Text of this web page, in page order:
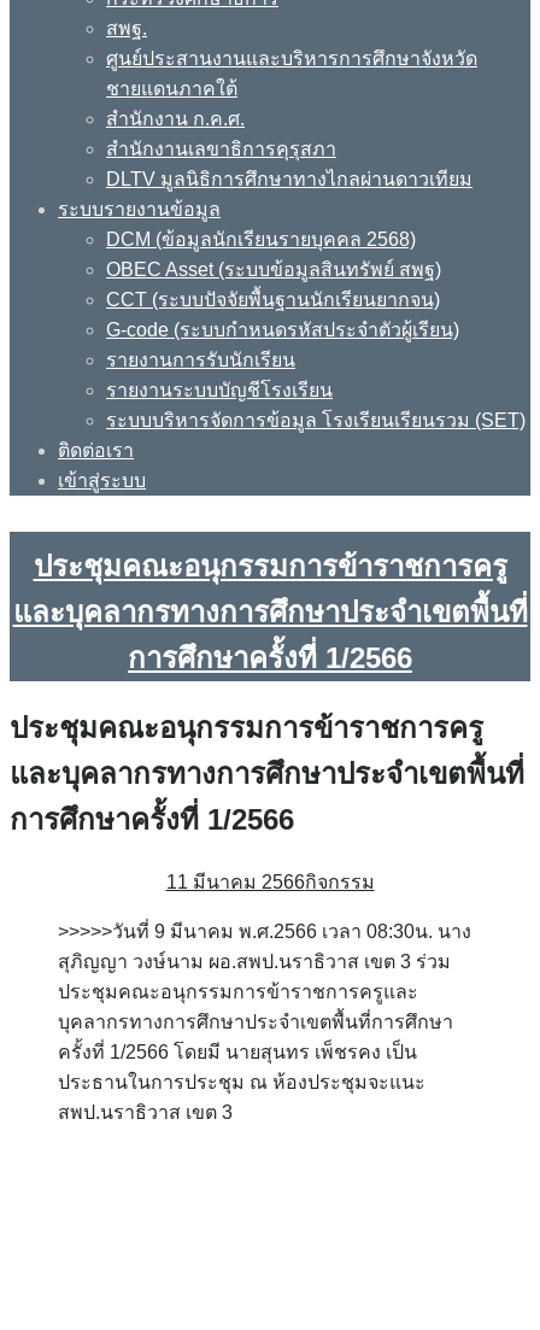
สพฐ.
ศูนย์ประสานงานและบริหารการศึกษาจังหวัด
ชายแดนภาคใต้
สำนักงาน ก.ค.ศ.
สำนักงานเลขาธิการคุรุสภา
DLTV มูลนิธิการศึกษาทางไกลผ่านดาวเทียม
ระบบรายงานข้อมูล
DCM (ข้อมูลนักเรียนรายบุคคล 2568)
OBEC Asset (ระบบข้อมูลสินทรัพย์ สพฐ)
CCT (ระบบปัจจัยพื้นฐานนักเรียนยากจน)
G-code (ระบบกำหนดรหัสประจำตัวผู้เรียน)
รายงานการรับนักเรียน
รายงานระบบบัญชีโรงเรียน
ระบบบริหารจัดการข้อมูล โรงเรียนเรียนรวม (SET)
ติดต่อเรา
เข้าสู่ระบบ
ประชุมคณะอนุกรรมการข้าราชการครู
และบุคลากรทางการศึกษาประจำเขตพื้นที่
การศึกษาครั้งที่ 1/2566
ประชุมคณะอนุกรรมการข้าราชการครู
และบุคลากรทางการศึกษาประจำเขตพื้นที่
การศึกษาครั้งที่ 1/2566
11 มีนาคม 2566กิจกรรม
>>>>>วันที่ 9 มีนาคม พ.ศ.2566 เวลา 08:30น. นาง
สุภิญญา วงษ์นาม ผอ.สพป.นราธิวาส เขต 3 ร่วม
ประชุมคณะอนุกรรมการข้าราชการครูและ
บุคลากรทางการศึกษาประจำเขตพื้นที่การศึกษา
ครั้งที่ 1/2566 โดยมี นายสุนทร เพ็ชรคง เป็น
ประธานในการประชุม ณ ห้องประชุมจะแนะ
สพป.นราธิวาส เขต 3